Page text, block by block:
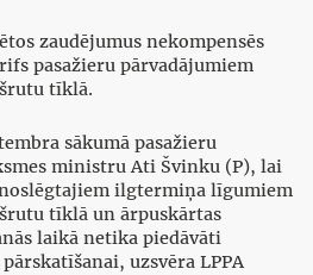
zaudējumus nekompensēs
pasažieru pārvadājumiem
tīklā.
sākumā pasažieru
ministru Ati Švinku (P), lai
ilgtermiņa līgumiem
tīklā un ārpuskārtas
laikā netika piedāvāti
uzsvēra LPPA